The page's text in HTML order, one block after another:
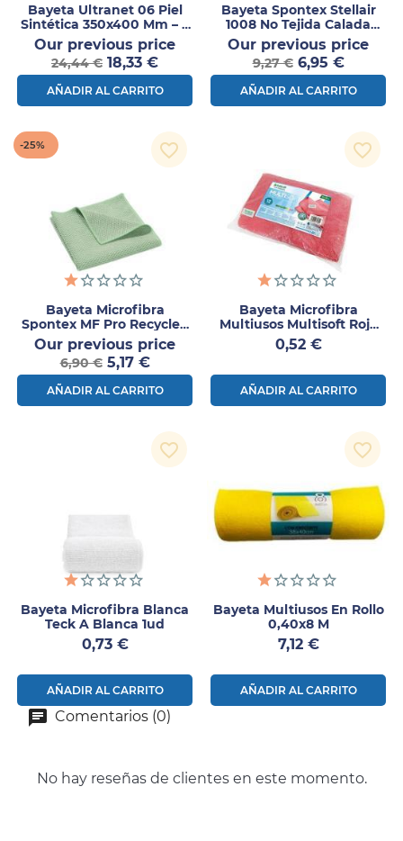
Bayeta Ultranet 06 Piel
Sintética 350x400 Mm – 5
Uds
Our previous pricePrecio
24,44 € Precio
18,33 €
AÑADIR AL CARRITO
Bayeta Spontex Stellair
1008 No Tejida Calada
Verde – Pack 25 Uds
Our previous price
9,27 € Precio
6,95 €
AÑADIR AL CARRITO
Bayeta Microfibra
Spontex MF Pro Recycled
Verde 5ud
Our previous pricePrecio
6,90 € Precio
5,17 €
AÑADIR AL CARRITO
-25% favorite_border
Bayeta Microfibra
Multiusos Multisoft Rojo
Cuatrogasa 40x30cm 1ud
Precio
0,52 €
AÑADIR AL CARRITO
favorite_border
Bayeta Microfibra Blanca
Teck A Blanca 1ud
Precio
0,73 €
AÑADIR AL CARRITO
favorite_border
Bayeta Multiusos En Rollo
0,40x8 M
Precio
7,12 €
AÑADIR AL CARRITO
favorite_border
Comentarios (0)
No hay reseñas de clientes en este momento.